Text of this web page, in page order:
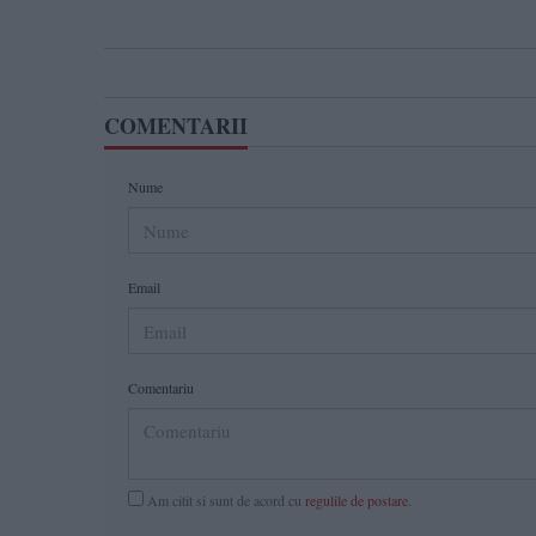
COMENTARII
Nume
Email
Comentariu
Am citit si sunt de acord cu regulile de postare